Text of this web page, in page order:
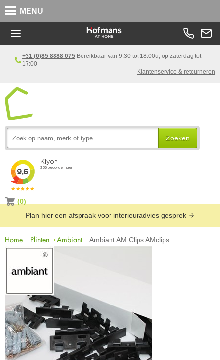
MENU
+31 (0)85 8888 075 Bereikbaar van 9:30 tot 18:00u, op zaterdag tot
17:00
Klantenservice & retourneren
Zoeken
(0)
Plan hier een afspraak voor interieuradvies gesprek
Home Plinten Ambiant Ambiant AM Clips AMclips